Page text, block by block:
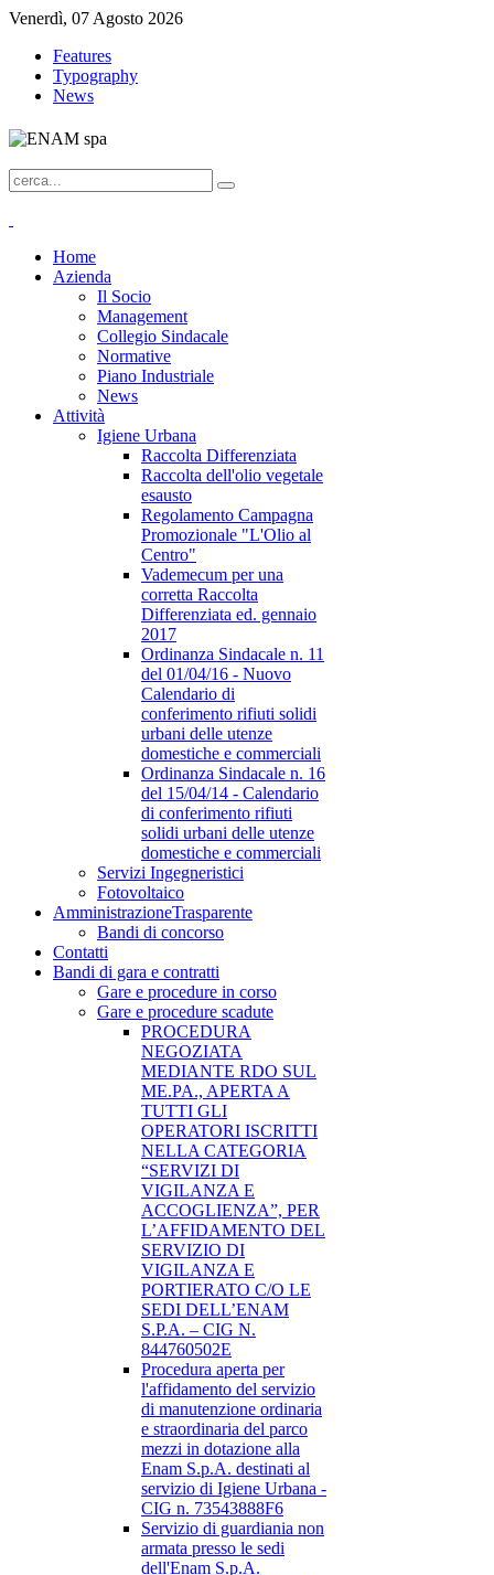
Venerdì, 07 Agosto 2026
Features
Typography
News
Home
Azienda
Il Socio
Management
Collegio Sindacale
Normative
Piano Industriale
News
Attività
Igiene Urbana
Raccolta Differenziata
Raccolta dell'olio vegetale
esausto
Regolamento Campagna
Promozionale "L'Olio al
Centro"
Vademecum per una
corretta Raccolta
Differenziata ed. gennaio
2017
Ordinanza Sindacale n. 11
del 01/04/16 - Nuovo
Calendario di
conferimento rifiuti solidi
urbani delle utenze
domestiche e commerciali
Ordinanza Sindacale n. 16
del 15/04/14 - Calendario
di conferimento rifiuti
solidi urbani delle utenze
domestiche e commerciali
Servizi Ingegneristici
Fotovoltaico
AmministrazioneTrasparente
Bandi di concorso
Contatti
Bandi di gara e contratti
Gare e procedure in corso
Gare e procedure scadute
PROCEDURA
NEGOZIATA
MEDIANTE RDO SUL
ME.PA., APERTA A
TUTTI GLI
OPERATORI ISCRITTI
NELLA CATEGORIA
“SERVIZI DI
VIGILANZA E
ACCOGLIENZA”, PER
L’AFFIDAMENTO DEL
SERVIZIO DI
VIGILANZA E
PORTIERATO C/O LE
SEDI DELL’ENAM
S.P.A. – CIG N.
844760502E
Procedura aperta per
l'affidamento del servizio
di manutenzione ordinaria
e straordinaria del parco
mezzi in dotazione alla
Enam S.p.A. destinati al
servizio di Igiene Urbana -
CIG n. 73543888F6
Servizio di guardiania non
armata presso le sedi
dell'Enam S.p.A.